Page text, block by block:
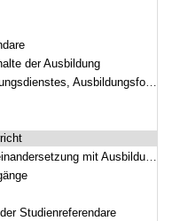
der Ausbildung
Ausbildungsformen
mit Ausbildungsinhalten
Studienreferendare